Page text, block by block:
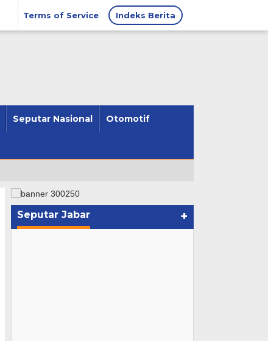
Terms of Service Indeks Berita
Seputar Nasional Otomotif
Seputar Jabar +